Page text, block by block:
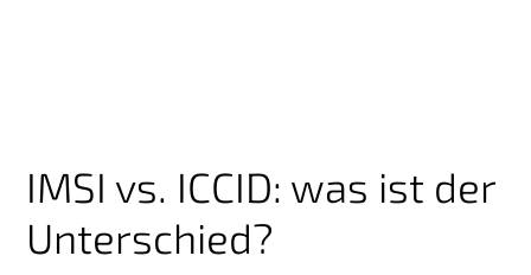
IMSI vs. ICCID: was ist der
Unterschied?